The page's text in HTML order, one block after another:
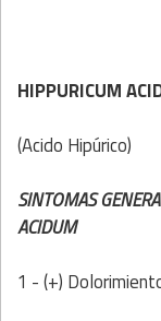
HIPPURICUM
(Acido Hipúrico)
SINTOMAS
ACIDUM
1 - (+)